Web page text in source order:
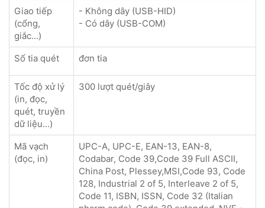
Giao tiếp
(cổng,
giắc...)
- Không dây (USB-HID)
- Có dây (USB-COM)
Số tia quét đơn tia
Tốc độ xử lý
(in, đọc,
quét, truyền
dữ liệu...)
300 lượt quét/giây
Mã vạch
(đọc, in)
UPC-A, UPC-E, EAN-13, EAN-8,
Codabar, Code 39,Code 39 Full ASCII,
China Post, Plessey,MSI,Code 93, Code
128, Industrial 2 of 5, Interleave 2 of 5,
Code 11, ISBN, ISSN, Code 32 (Italian